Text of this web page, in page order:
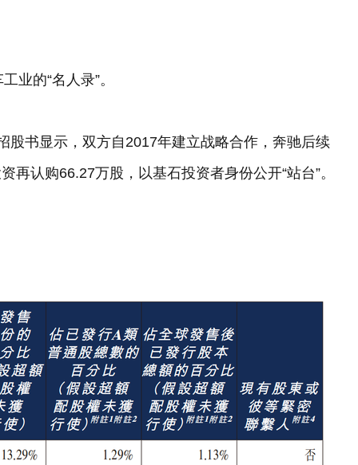
业的“名人录”。
股书显示，双方自2017年建立战略合作，奔驰后续
认购66.27万股，以基石投资者身份公开“站台”。